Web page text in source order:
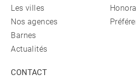
Les villes
Nos agences
Barnes
Actualités
CONTACT